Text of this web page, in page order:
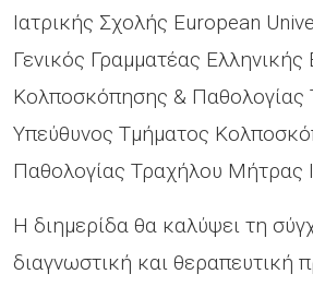
Ιατρικής Σχολής European
Γενικός Γραμματέας Ελληνικής
Κολποσκόπησης & Παθολογίας
Υπεύθυνος Τμήματος
Παθολογίας Τραχήλου Μήτρας
Η διημερίδα θα καλύψει τη
διαγνωστική και θεραπευτική